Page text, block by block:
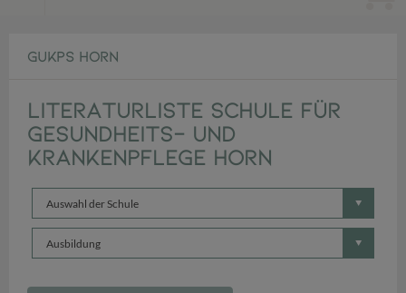
GUKPS HORN
Literaturliste Schule für
Gesundheits- und
Krankenpflege Horn
Auswahl der Schule
Ausbildung